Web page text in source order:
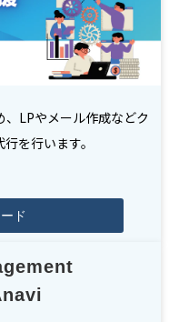
LPやメール作成などク
を行います。
ド